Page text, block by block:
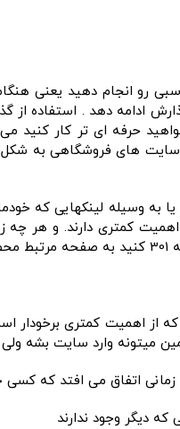
برای صفحات 404 طراحی مناسبی رو
حرفه ای تر کار
سایت های فروشگاهی به
آمد یا به وسیله لینکهایی
کمتری دارند. و هر چه
: که از اهمیت کمتری
میتونه وارد سایت بشه